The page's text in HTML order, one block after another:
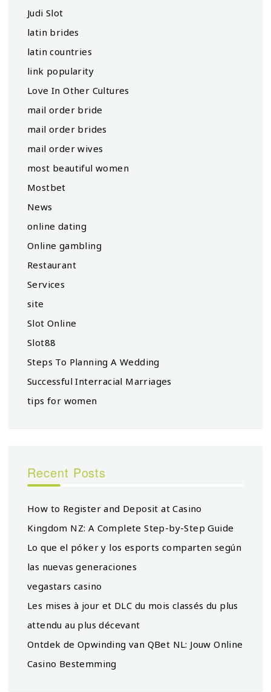
Judi Slot
latin brides
latin countries
link popularity
Love In Other Cultures
mail order bride
mail order brides
mail order wives
most beautiful women
Mostbet
News
online dating
Online gambling
Restaurant
Services
site
Slot Online
Slot88
Steps To Planning A Wedding
Successful Interracial Marriages
tips for women
Recent Posts
How to Register and Deposit at Casino
Kingdom NZ: A Complete Step-by-Step Guide
Lo que el póker y los esports comparten según
las nuevas generaciones
vegastars casino
Les mises à jour et DLC du mois classés du plus
attendu au plus décevant
Ontdek de Opwinding van QBet NL: Jouw Online
Casino Bestemming